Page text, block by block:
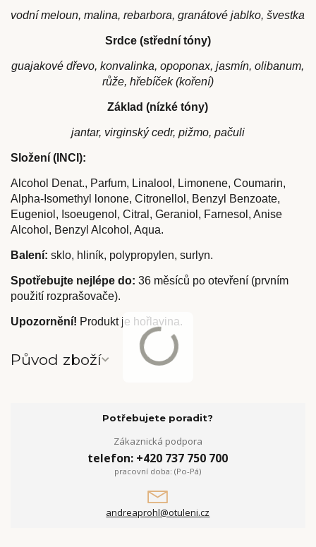
vodní meloun, malina, rebarbora, granátové jablko, švestka
Srdce (střední tóny)
guajakové dřevo, konvalinka, opoponax, jasmín, olibanum,
růže, hřebíček (koření)
Základ (nízké tóny)
jantar, virginský cedr, pižmo, pačuli
Složení (INCI):
Alcohol Denat., Parfum, Linalool, Limonene, Coumarin,
Alpha-Isomethyl lonone, Citronellol, Benzyl Benzoate,
Eugeniol, Isoeugenol, Citral, Geraniol, Farnesol, Anise
Alcohol, Benzyl Alcohol, Aqua.
Balení: sklo, hliník, polypropylen, surlyn.
Spotřebujte nejlépe do: 36 měsíců po otevření (prvním
použití rozprašovače).
Upozornění! Produkt je hořlavina.
Původ zboží
Potřebujete poradit?
Zákaznická podpora
telefon: +420 737 750 700
pracovní doba: (Po-Pá)
andreaprohl@otuleni.cz